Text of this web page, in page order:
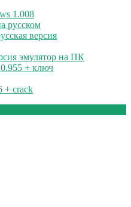
1.008
русском
версия
эмулятор на ПК
+ ключ
+ crack